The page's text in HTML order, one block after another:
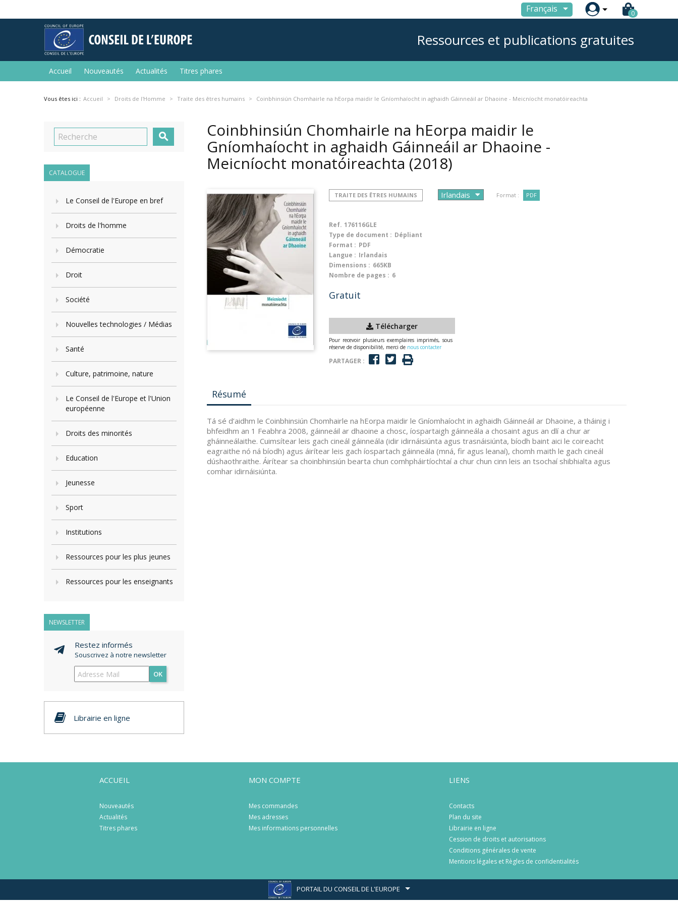
Français  0
Ressources et publications gratuites
Accueil Nouveautés Actualités Titres phares
Vous êtes ici : Accueil Droits de l'Homme Traite des êtres humains Coinbhinsiún Chomhairle na hEorpa maidir le Gníomhaíocht in aghaidh Gáinneáil ar Dhaoine - Meicníocht monatóireachta

CATALOGUE
Le Conseil de l'Europe en bref
Droits de l'homme
Démocratie
Droit
Société
Nouvelles technologies / Médias
Santé
Culture, patrimoine, nature
Le Conseil de l'Europe et l'Union
européenne
Droits des minorités
Education
Jeunesse
Sport
Institutions
Ressources pour les plus jeunes
Ressources pour les enseignants
NEWSLETTER
Restez informés
Souscrivez à notre newsletter
OK
Librairie en ligne
Coinbhinsiún Chomhairle na hEorpa maidir le
Gníomhaíocht in aghaidh Gáinneáil ar Dhaoine -
Meicníocht monatóireachta (2018)
TRAITE DES ÊTRES HUMAINS Format : PDF
Ref. 176116GLE
Type de document : Dépliant
Format : PDF
Langue : Irlandais
Dimensions : 665KB
Nombre de pages : 6
Gratuit
Télécharger
Pour recevoir plusieurs exemplaires imprimés, sous
réserve de disponibilité, merci de nous contacter
PARTAGER :
Résumé
Tá sé d’aidhm le Coinbhinsiún Chomhairle na hEorpa maidir le Gníomhaíocht in aghaidh Gáinneáil ar Dhaoine, a tháinig i
bhfeidhm an 1 Feabhra 2008, gáinneáil ar dhaoine a chosc, íospartaigh gáinneála a chosaint agus an dlí a chur ar
gháinneálaithe. Cuimsítear leis gach cineál gáinneála (idir idirnáisiúnta agus trasnáisiúnta, bíodh baint aici le coireacht
eagraithe nó ná bíodh) agus áirítear leis gach íospartach gáinneála (mná, fir agus leanaí), chomh maith le gach cineál
dúshaothraithe. Áirítear sa choinbhinsiún bearta chun comhpháirtíochtaí a chur chun cinn leis an tsochaí shibhialta agus
comhar idirnáisiúnta.
ACCUEIL
Nouveautés
Actualités
Titres phares
MON COMPTE
Mes commandes
Mes adresses
Mes informations personnelles
LIENS
Contacts
Plan du site
Librairie en ligne
Cession de droits et autorisations
Conditions générales de vente
Mentions légales et Règles de confidentialités
PORTAIL DU CONSEIL DE L'EUROPE